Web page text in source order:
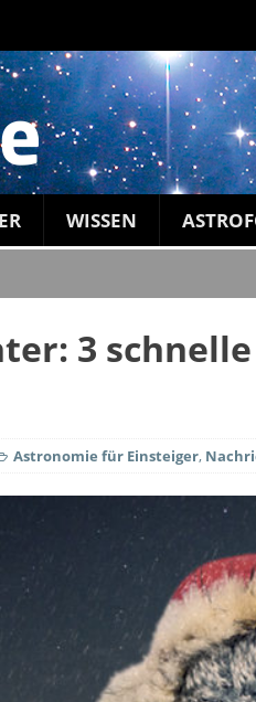
WISSEN
3
Astronomie für Einsteiger,